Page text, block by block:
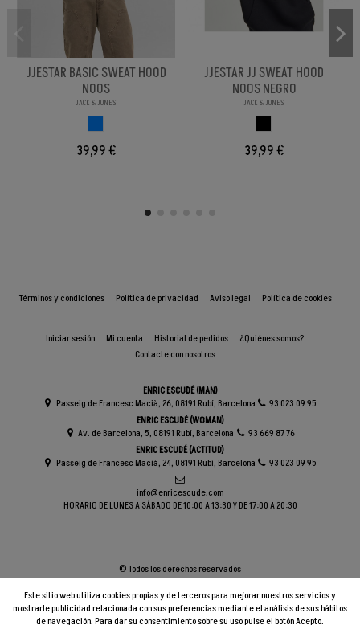
JJESTAR BASIC SWEAT HOOD
NOOS
JACK & JONES
39,99 €
JJESTAR JJ SWEAT HOOD
NOOS NEGRO
JACK & JONES
39,99 €
Términos y condiciones Política de privacidad Aviso legal Política de cookies
Iniciar sesión Mi cuenta Historial de pedidos
¿Quiénes somos?
Contacte con nosotros
ENRIC ESCUDÉ (MAN)
Passeig de Francesc Macià, 26, 08191 Rubí, Barcelona
93 023 09 95
ENRIC ESCUDÉ (WOMAN)
Av. de Barcelona, 5, 08191 Rubí, Barcelona
93 669 87 76
ENRIC ESCUDÉ (ACTITUD)
Passeig de Francesc Macià, 24, 08191 Rubí, Barcelona
93 023 09 95
info@enricescude.com
HORARIO DE LUNES A SÁBADO DE 10:00 A 13:30 Y DE 17:00 A 20:30
Este sitio web utiliza cookies propias y de terceros para mejorar nuestros servicios y
mostrarle publicidad relacionada con sus preferencias mediante el análisis de sus hábitos
de navegación. Para dar su consentimiento sobre su uso pulse el botón Acepto.
© Todos los derechos reservados